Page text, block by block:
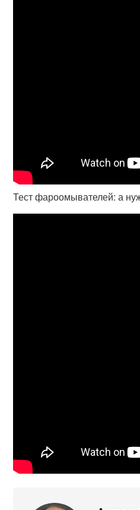
Тест фароомывателей: а